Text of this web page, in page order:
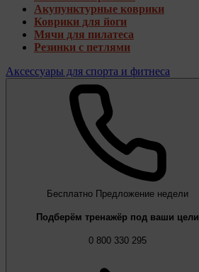
Акупунктурные коврики
Коврики для йоги
Мячи для пилатеса
Резинки с петлями
Аксессуары для спорта и фитнеса
Бесплатно Предложение недели
Подберём тренажёр под ваши цели
0 800 330 295